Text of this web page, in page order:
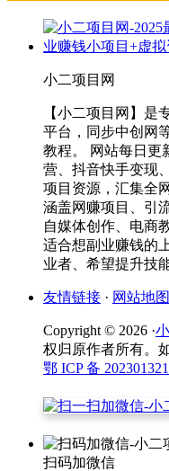
小二项目网
【小二项目网】是
平台，同步中创网
教程。 网站每日更
营、抖音快手变现
项目资源，汇集全
涵盖网赚项目、引
自媒体创作、电商
适合想副业赚钱的
业者、希望提升技
友情链接 · 网站地图
Copyright © 2026 ·
权归原作者所有。
鄂 ICP 备
扫码加微信